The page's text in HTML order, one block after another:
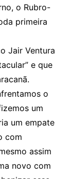
o Rubro-
primeira
Jair Ventura
e que
o
um
um empate
com
assim
novo com